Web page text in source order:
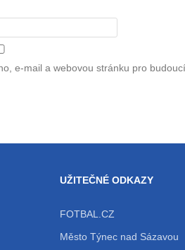
e-mail a webovou stránku pro
UŽITEČNÉ ODKAZY
FOTBAL.CZ
Město Týnec nad Sázavou